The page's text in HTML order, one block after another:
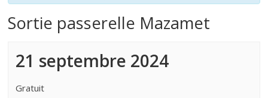
Sortie passerelle Mazamet
21 septembre 2024
Gratuit